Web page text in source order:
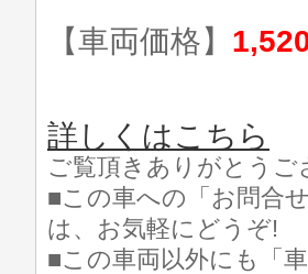
【車両価格】
詳しくはこちら
ご覧頂きありがとうご
■この車への「お問合
は、お気軽にどうぞ!
■この車両以外にも「